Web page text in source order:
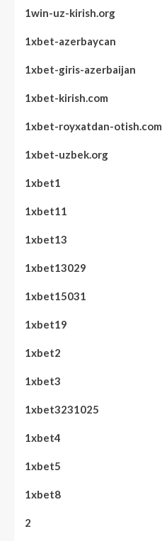
1win-uz-kirish.org
1xbet-azerbaycan
1xbet-giris-azerbaijan
1xbet-kirish.com
1xbet-royxatdan-otish.com
1xbet-uzbek.org
1xbet1
1xbet11
1xbet13
1xbet13029
1xbet15031
1xbet19
1xbet2
1xbet3
1xbet3231025
1xbet4
1xbet5
1xbet8
2